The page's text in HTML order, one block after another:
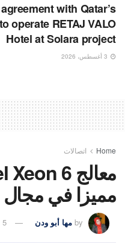
with Qatar’s
operate RETAJ VALO
Hotel at Solara project
Home اتصالات
مميزا في مجال
by مها أبو ودن 5 سبتمبر، 2024